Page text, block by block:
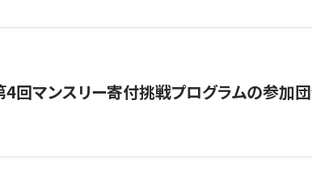
4回マンスリー寄付挑戦プログラムの参加